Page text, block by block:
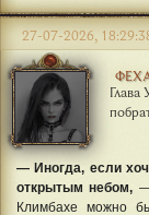
27-07-2026,
— Иногда, если
открытым небом,
Климбахе можно